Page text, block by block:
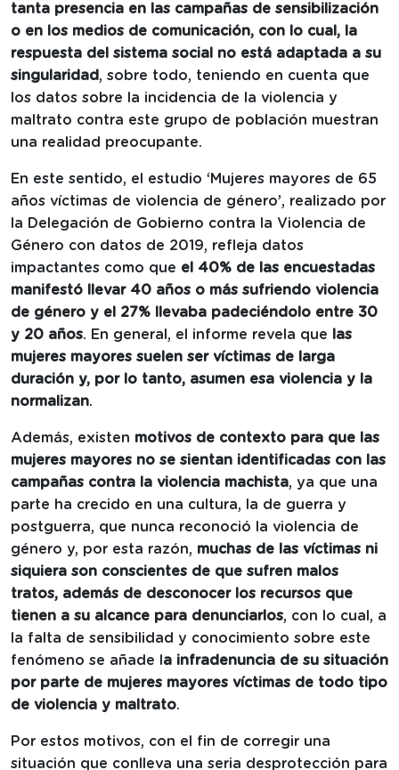
tanta presencia en las campañas de sensibilización
o en los medios de comunicación, con lo cual, la
respuesta del sistema social no está adaptada a su
singularidad , sobre todo, teniendo en cuenta que
los datos sobre la incidencia de la violencia y
maltrato contra este grupo de población muestran
una realidad preocupante.
En este sentido, el estudio ‘Mujeres mayores de 65
años víctimas de violencia de género’, realizado por
la Delegación de Gobierno contra la Violencia de
Género con datos de 2019, refleja datos
impactantes como que el 40% de las encuestadas
manifestó llevar 40 años o más sufriendo violencia
de género y el 27% llevaba padeciéndolo entre 30
y 20 años. En general, el informe revela que
las
mujeres mayores suelen ser víctimas de larga
duración y, por lo tanto, asumen esa violencia y la
normalizan.
Además, existen motivos de contexto para que las
mujeres mayores no se sientan identificadas con las
campañas contra la violencia machista, ya que una
parte ha crecido en una cultura, la de guerra y
postguerra, que nunca reconoció la violencia de
género y, por esta razón, muchas de las víctimas ni
siquiera son conscientes de que sufren malos
tratos, además de desconocer los recursos que
tienen a su alcance para denunciarlos, con lo cual, a
la falta de sensibilidad y conocimiento sobre este
fenómeno se añade l a infradenuncia de su situación
por parte de mujeres mayores víctimas de todo tipo
de violencia y maltrato.
Por estos motivos, con el fin de corregir una
situación que conlleva una seria desprotección para